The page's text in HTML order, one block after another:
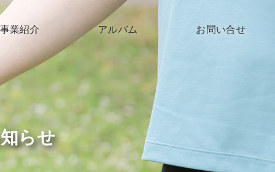
事業紹介
子育て支援
高齢者支援
障がい支援
アルバム お問い合せ
らせ